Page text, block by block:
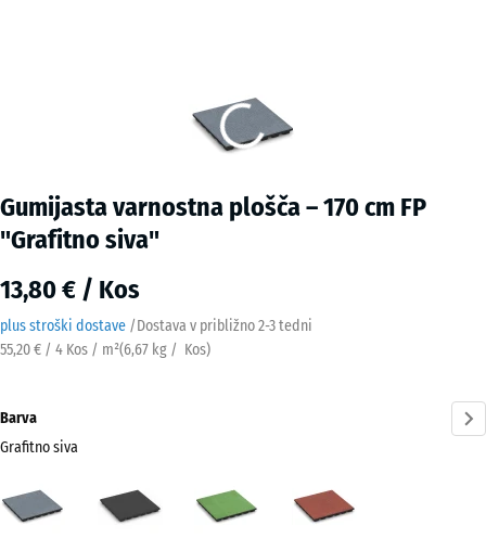
Gumijasta varnostna plošča – 170 cm FP
"Grafitno siva"
13,80 € / Kos
plus stroški dostave /Dostava v približno2-3 tedni
55,20 € / 4 Kos / m²(6,67 kg / Kos)
Barva
Grafitno siva
zelena